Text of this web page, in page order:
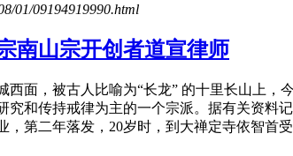
01/09194919990.html
南山宗开创者道宣律师
，被古人比喻为“长龙” 的十里长山上，
传持戒律为主的一个宗派。据有关资料
，第二年落发，20岁时，到大禅定寺依智首